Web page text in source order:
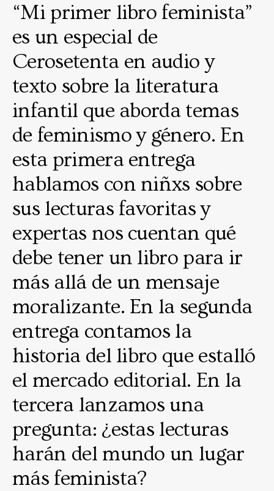
“Mi primer libro feminista”
es un especial de
Cerosetenta en audio y
texto sobre la literatura
infantil que aborda temas
de feminismo y género. En
esta primera entrega
hablamos con niñxs sobre
sus lecturas favoritas y
expertas nos cuentan qué
debe tener un libro para ir
más allá de un mensaje
moralizante. En la segunda
entrega contamos la
historia del libro que estalló
el mercado editorial. En la
tercera lanzamos una
pregunta: ¿estas lecturas
harán del mundo un lugar
más feminista?